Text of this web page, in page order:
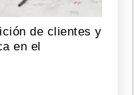
de clientes y
en el